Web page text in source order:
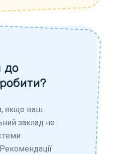
до
якщо ваш
заклад не